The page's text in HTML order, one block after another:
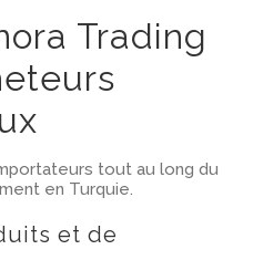
Trading
tout au long du
en Turquie.
et de